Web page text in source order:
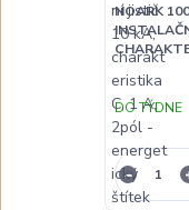
NOARK
DO TÝDNE